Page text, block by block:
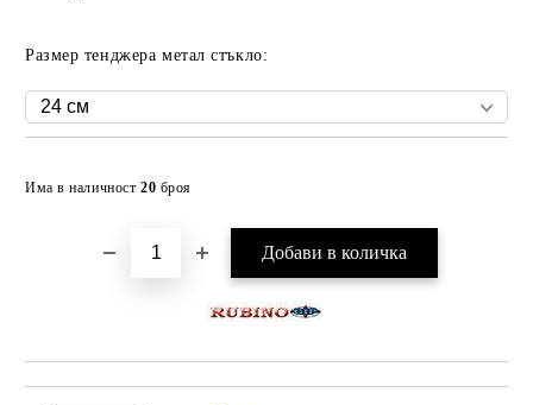
Размер тенджера метал стъкло:
Има в наличност 20 броя